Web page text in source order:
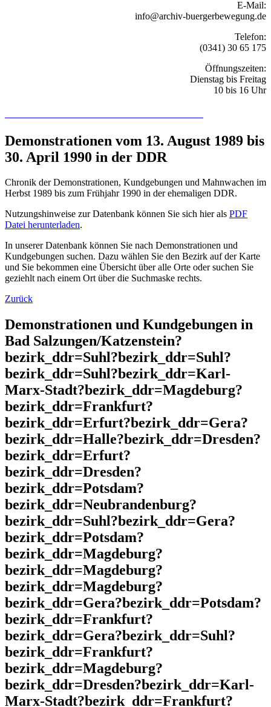
E-Mail:
info@archiv-buergerbewegung.de
Telefon:
(0341) 30 65 175
Öffnungszeiten:
Dienstag bis Freitag
10 bis 16 Uhr
Demonstrationen vom 13. August 1989 bis
30. April 1990 in der DDR
Chronik der Demonstrationen, Kundgebungen und Mahnwachen im
Herbst 1989 bis zum Frühjahr 1990 in der ehemaligen DDR.
Nutzungshinweise zur Datenbank können Sie sich hier als PDF
Datei herunterladen.
In unserer Datenbank können Sie nach Demonstrationen und
Kundgebungen suchen. Dazu wählen Sie den Bezirk auf der Karte
und Sie bekommen eine Übersicht über alle Orte oder suchen Sie
geziehlt nach einem Ort über die Suchmaske rechts.
Zurück
Demonstrationen und Kundgebungen in
Bad Salzungen/Katzenstein?
bezirk_ddr=Suhl?bezirk_ddr=Suhl?
bezirk_ddr=Suhl?bezirk_ddr=Karl-
Marx-Stadt?bezirk_ddr=Magdeburg?
bezirk_ddr=Frankfurt?
bezirk_ddr=Erfurt?bezirk_ddr=Gera?
bezirk_ddr=Halle?bezirk_ddr=Dresden?
bezirk_ddr=Erfurt?
bezirk_ddr=Dresden?
bezirk_ddr=Potsdam?
bezirk_ddr=Neubrandenburg?
bezirk_ddr=Suhl?bezirk_ddr=Gera?
bezirk_ddr=Potsdam?
bezirk_ddr=Magdeburg?
bezirk_ddr=Magdeburg?
bezirk_ddr=Magdeburg?
bezirk_ddr=Gera?bezirk_ddr=Potsdam?
bezirk_ddr=Frankfurt?
bezirk_ddr=Gera?bezirk_ddr=Suhl?
bezirk_ddr=Frankfurt?
bezirk_ddr=Magdeburg?
bezirk_ddr=Dresden?bezirk_ddr=Karl-
Marx-Stadt?bezirk_ddr=Frankfurt?